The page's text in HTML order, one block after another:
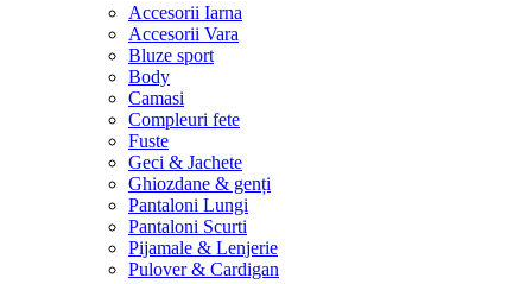
Accesorii Iarna
Accesorii Vara
Bluze sport
Body
Camasi
Compleuri fete
Fuste
Geci & Jachete
Ghiozdane & genți
Pantaloni Lungi
Pantaloni Scurti
Pijamale & Lenjerie
Pulover & Cardigan